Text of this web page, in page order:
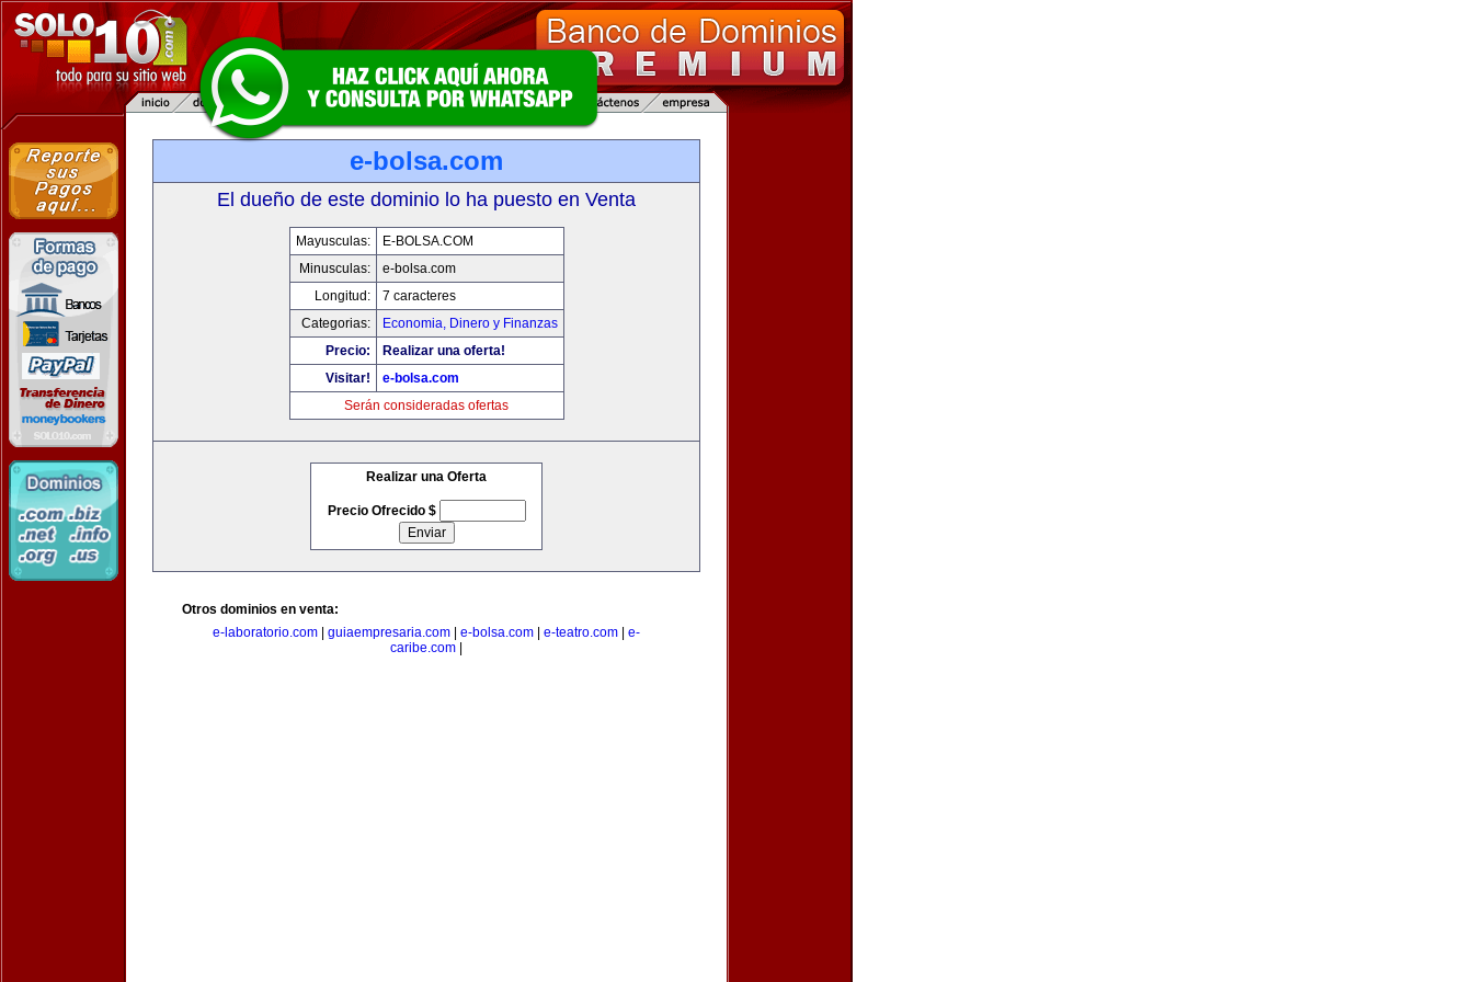
e-bolsa.com
El dueño de este dominio lo ha puesto en Venta
Mayusculas:
E-BOLSA.COM
Minusculas:
e-bolsa.com
Longitud:
7 caracteres
Categorias:
Economia, Dinero y Finanzas
Precio:
Realizar una oferta!
Visitar!
e-bolsa.com
Serán consideradas ofertas
Realizar una Oferta
Precio Ofrecido $
Otros dominios en venta:
e-laboratorio.com
guiaempresaria.com e-bolsa.com e-teatro.com
e-
caribe.com